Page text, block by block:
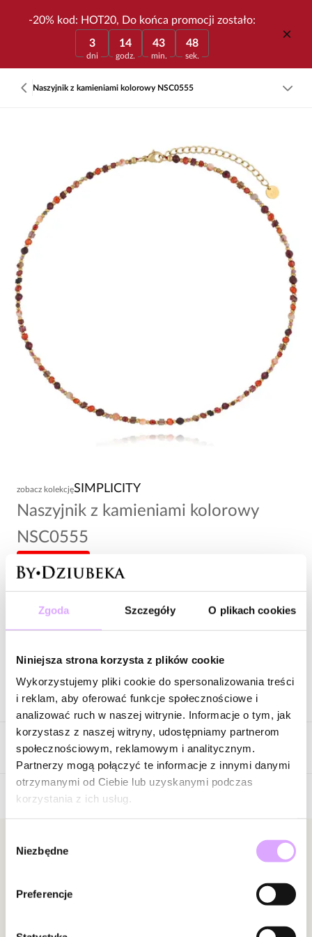
Zgoda Szczegóły O plikach cookies
Niniejsza strona korzysta z plików cookie
Wykorzystujemy pliki cookie do spersonalizowania treści
i reklam, aby oferować funkcje społecznościowe i
analizować ruch w naszej witrynie. Informacje o tym, jak
korzystasz z naszej witryny, udostępniamy partnerom
społecznościowym, reklamowym i analitycznym.
Partnerzy mogą połączyć te informacje z innymi danymi
otrzymanymi od Ciebie lub uzyskanymi podczas
korzystania z ich usług.
zgody
Niezbędne
Preferencje
-20% kod: HOT20, Do końca promocji zostało:
3
dni
14
godz.
43
min.
48
sek.
Naszyjnik z kamieniami kolorowy NSC0555
zobacz kolekcjęSIMPLICITY
Naszyjnik z kamieniami kolorowy
NSC0555
148,00 zł
Wysyłka do 2 dni roboczych
Opis produktu
Surowiec: stal szlachetna.
Kolor surowca: złoty.
Elementy: cyrkonie, granaty, turmaliny, jaspisy.
Wielkość elementów: 0,20 cm – 0,34 cm.
Długość naszyjnika: 38 cm + 5 cm łańcuszek wydłużający.
Zobacz inne produkty z kolekcji Simplicity
Opinie
Bądź pierwszą osobą, która podzieli się opinią o tym
Powiadomienie
Newsletter